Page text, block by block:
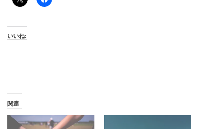
いいね:
関連